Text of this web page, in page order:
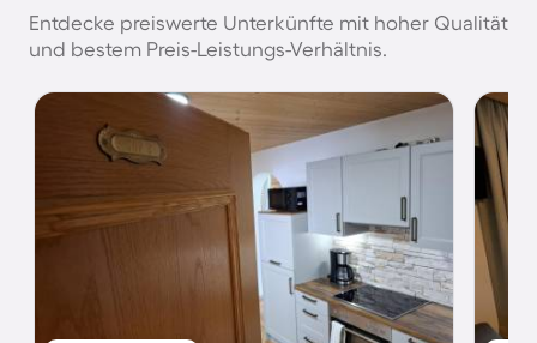
Entdecke preiswerte Unterkünfte mit hoher Qualität
und bestem Preis-Leistungs-Verhältnis.